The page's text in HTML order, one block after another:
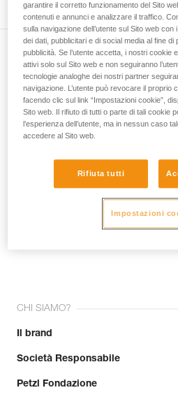
formazione ed un
Verificate con un
capacità di rifare la
sicurezza, prima di
Forniamo esempi di
attività. Ne possono
vengono qui descritte.
Iscriviti alla newsletter
e rimani connesso alle nostre novità
E-mail *
Unisciti alla
CHI SIAMO?
Il brand
Società Responsabile
Petzl Fondazione
garantire il corretto funzionamento del Sito
contenuti e annunci e analizzare il traffico.
sulla navigazione dell’utente sul Sito web
dei dati, pubblicitari e di social media al fine
pubblicità. Se l’utente accetta, i nostri cookie
attivi solo sul Sito web e non seguiranno
tecnologie analoghe dei nostri partner
navigazione. L’utente può revocare il proprio
facendo clic sul link “Impostazioni cookie”,
Sito web. Il rifiuto di tutti o parte di tali cookie
l’esperienza dell’utente, ma in nessun caso
accedere al Sito web.
Rifiuta tutti
Impostazioni